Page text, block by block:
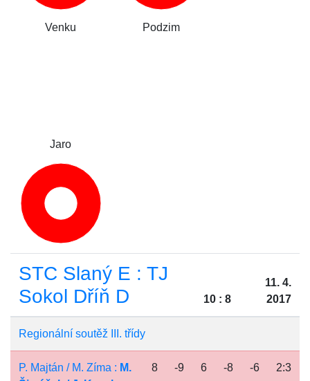
Venku Podzim
Jaro
STC Slaný E : TJ
Sokol Dříň D
10 : 8
11. 4.
2017
Regionální soutěž III. třídy
P. Majtán / M. Zíma : M.
8 -9 6 -8 -6 2:3